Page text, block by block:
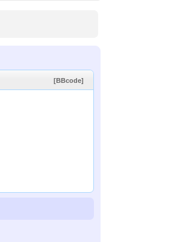
[BBcode]